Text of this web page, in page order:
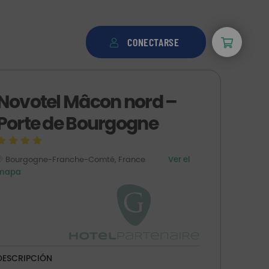
CONECTARSE
Mâcon nord –
de Bourgogne
Bourgogne-Franche-Comté, France
Ver el